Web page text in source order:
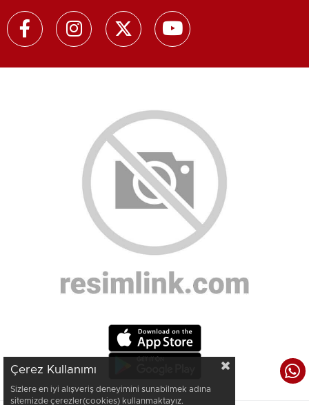
Çerez Kullanımı
Sizlere en iyi alışveriş deneyimini sunabilmek adına
sitemizde çerezler(cookies) kullanmaktayız.